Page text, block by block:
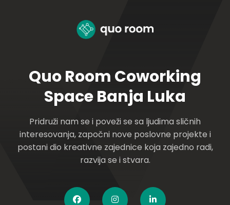
Quo Room Coworking
Space Banja Luka
Pridruži nam se i poveži se sa ljudima sličnih
interesovanja, započni nove poslovne projekte i
postani dio kreativne zajednice koja zajedno radi,
razvija se i stvara.